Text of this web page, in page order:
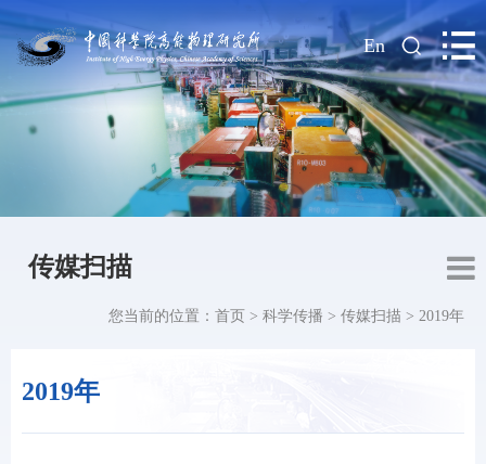
| En
传媒扫描
2019年
您当前的位置： 首页 > 科学传播 > 传媒扫描 > 2019年